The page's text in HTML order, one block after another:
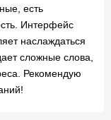
есть
Интерфейс
наслаждаться
сложные слова,
Рекомендую